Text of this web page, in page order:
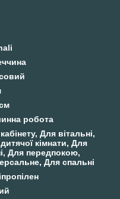
робота
Для вітальні,
кімнати, Для
Для передпокою,
Для спальні